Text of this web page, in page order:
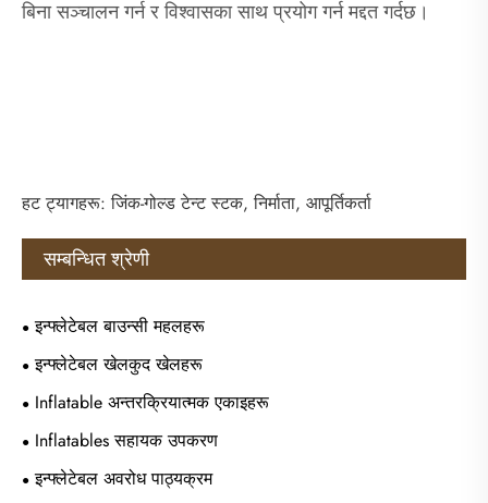
बिना सञ्चालन गर्न र विश्वासका साथ प्रयोग गर्न मद्दत गर्दछ।
हट ट्यागहरू: जिंक-गोल्ड टेन्ट स्टक, निर्माता, आपूर्तिकर्ता
सम्बन्धित श्रेणी
इन्फ्लेटेबल बाउन्सी महलहरू
इन्फ्लेटेबल खेलकुद खेलहरू
Inflatable अन्तरक्रियात्मक एकाइहरू
Inflatables सहायक उपकरण
इन्फ्लेटेबल अवरोध पाठ्यक्रम